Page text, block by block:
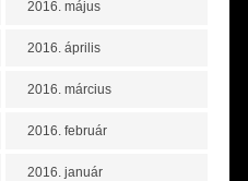
2016. május
2016. április
2016. március
2016. február
2016. január